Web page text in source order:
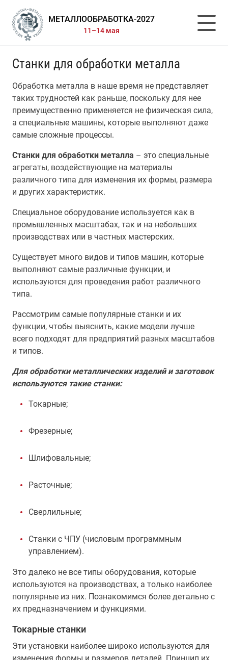
МЕТАЛЛООБРАБОТКА-2027
11–14 мая
Станки для обработки металла
Обработка металла в наше время не представляет
таких трудностей как раньше, поскольку для нее
преимущественно применяется не физическая сила,
а специальные машины, которые выполняют даже
самые сложные процессы.
Станки для обработки металла – это специальные
агрегаты, воздействующие на материалы
различного типа для изменения их формы, размера
и других характеристик.
Специальное оборудование используется как в
промышленных масштабах, так и на небольших
производствах или в частных мастерских.
Существует много видов и типов машин, которые
выполняют самые различные функции, и
используются для проведения работ различного
типа.
Рассмотрим самые популярные станки и их
функции, чтобы выяснить, какие модели лучше
всего подходят для предприятий разных масштабов
и типов.
Для обработки металлических изделий и заготовок
используются такие станки:
Токарные;
Фрезерные;
Шлифовальные;
Расточные;
Сверлильные;
Станки с ЧПУ (числовым программным
управлением).
Это далеко не все типы оборудования, которые
используются на производствах, а только наиболее
популярные из них. Познакомимся более детально с
их предназначением и функциями.
Токарные станки
Эти установки наиболее широко используются для